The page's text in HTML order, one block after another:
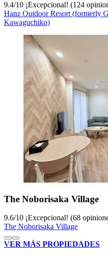
9.4/10 ¡Excepcional! (124
Hanz Outdoor Resort (formerly
Kawaguchiko)
The Noborisaka Village
9.6/10 ¡Excepcional! (68
The Noborisaka Village
VER MÁS PROPIEDADES